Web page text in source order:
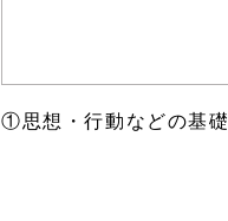
①思想・行動などの基